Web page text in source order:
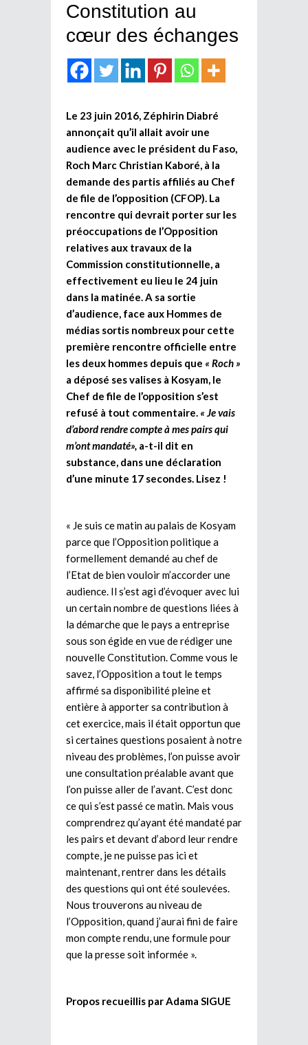
Constitution au
cœur des échanges
Le 23 juin 2016, Zéphirin Diabré
annonçait qu’il allait avoir une
audience avec le président du Faso,
Roch Marc Christian Kaboré, à la
demande des partis affiliés au Chef
de file de l’opposition (CFOP). La
rencontre qui devrait porter sur les
préoccupations de l’Opposition
relatives aux travaux de la
Commission constitutionnelle, a
effectivement eu lieu le 24 juin
dans la matinée. A sa sortie
d’audience, face aux Hommes de
médias sortis nombreux pour cette
première rencontre officielle entre
les deux hommes depuis que « Roch »
a déposé ses valises à Kosyam, le
Chef de file de l’opposition s’est
refusé à tout commentaire. « Je vais
d’abord rendre compte à mes pairs qui
m’ont mandaté», a-t-il dit en
substance, dans une déclaration
d’une minute 17 secondes. Lisez !
« Je suis ce matin au palais de Kosyam
parce que l’Opposition politique a
formellement demandé au chef de
l’Etat de bien vouloir m’accorder une
audience. Il s’est agi d’évoquer avec lui
un certain nombre de questions liées à
la démarche que le pays a entreprise
sous son égide en vue de rédiger une
nouvelle Constitution. Comme vous le
savez, l’Opposition a tout le temps
affirmé sa disponibilité pleine et
entière à apporter sa contribution à
cet exercice, mais il était opportun que
si certaines questions posaient à notre
niveau des problèmes, l’on puisse avoir
une consultation préalable avant que
l’on puisse aller de l’avant. C’est donc
ce qui s’est passé ce matin. Mais vous
comprendrez qu’ayant été mandaté par
les pairs et devant d’abord leur rendre
compte, je ne puisse pas ici et
maintenant, rentrer dans les détails
des questions qui ont été soulevées.
Nous trouverons au niveau de
l’Opposition, quand j’aurai fini de faire
mon compte rendu, une formule pour
que la presse soit informée ».
Propos recueillis par Adama SIGUE